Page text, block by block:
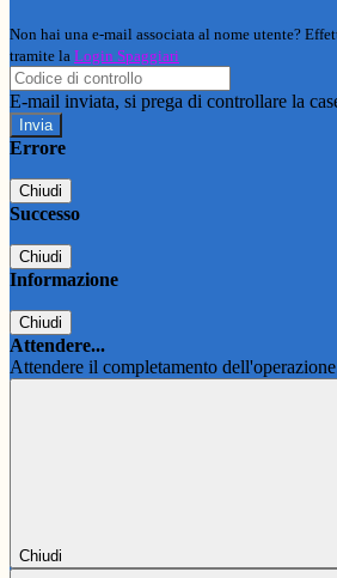
Non hai una e-mail associata al nome utente?
tramite la Login Spaggiari
E-mail inviata, si prega di controllare la
Errore
Chiudi
Successo
Chiudi
Informazione
Chiudi
Attendere...
Attendere il completamento
Chiudi